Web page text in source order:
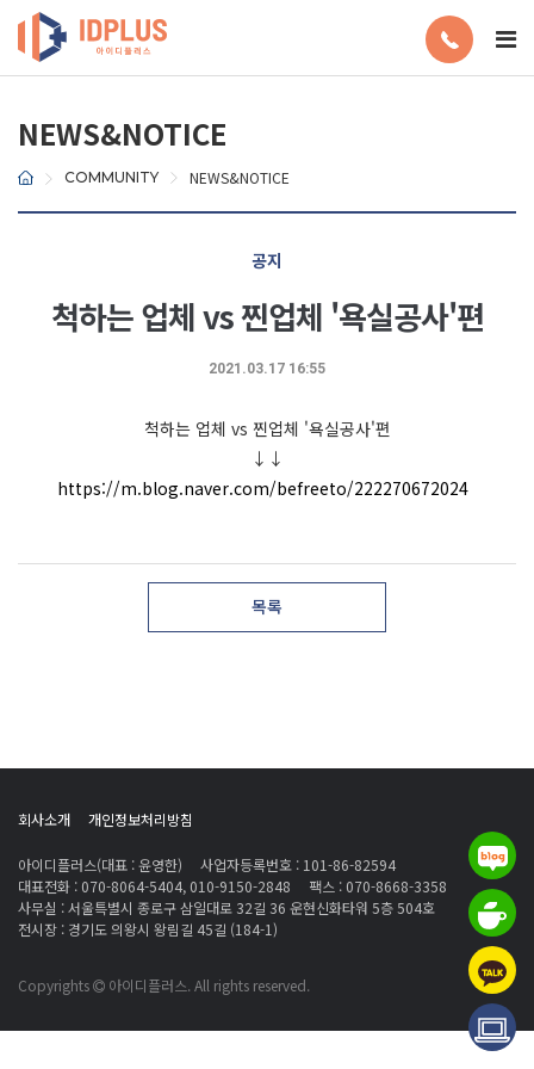
NEWS&NOTICE
COMMUNITY NEWS&NOTICE
공지
척하는 업체 vs 찐업체 '욕실공사'편
2021.03.17 16:55
척하는 업체 vs 찐업체 '욕실공사'편
↓↓
https://m.blog.naver.com/befreeto/222270672024
목록
회사소개 개인정보처리방침
아이디플러스(대표 : 윤영한) 사업자등록번호 : 101-86-82594
대표전화 : 070-8064-5404, 010-9150-2848 팩스 : 070-8668-3358
사무실 : 서울특별시 종로구 삼일대로 32길 36 운현신화타워 5층 504호
전시장 : 경기도 의왕시 왕림길 45길 (184-1)
Copyrights 아이디플러스. All rights reserved.